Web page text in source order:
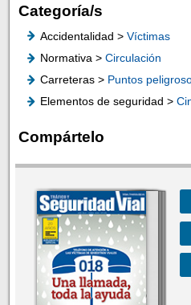
Categoría/s
Accidentalidad > Víctimas
Normativa > Circulación
Carreteras > Puntos
Elementos de seguridad >
Compártelo